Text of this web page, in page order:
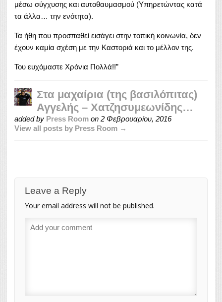
μέσω σύγχυσης και αυτοθαυμασμού (Υπηρετώντας κατά
τα άλλα… την ενότητα).
Τα ήθη που προσπαθεί εισάγει στην τοπική κοινωνία, δεν
έχουν καμία σχέση με την Καστοριά και το μέλλον της.
Του ευχόμαστε Χρόνια Πολλά!!”
Στα μαχαίρια (της βασιλόπιτας)
Αγγελής – Χατζησυμεωνίδης…
added by Press Room on 2 Φεβρουαρίου, 2016
View all posts by Press Room →
Leave a Reply
Your email address will not be published.